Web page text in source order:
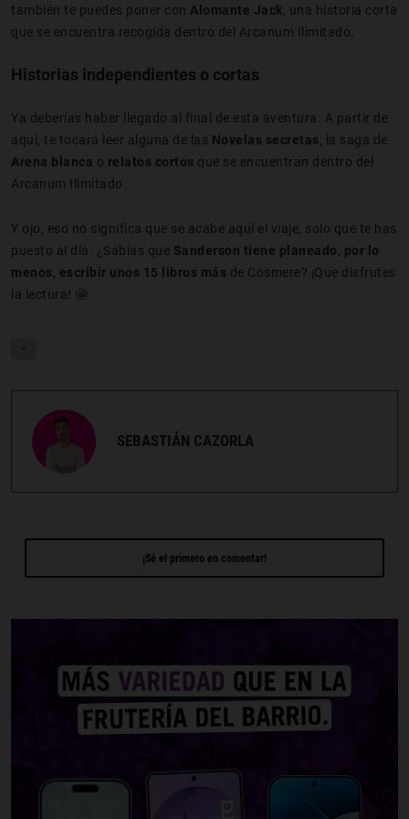
también te puedes poner con Alomante Jack , una historia corta
que se encuentra recogida dentro del Arcanum Ilimitado.
Historias independientes o cortas
Ya deberías haber llegado al final de esta aventura. A partir de
aquí, te tocará leer alguna de las Novelas secretas , la saga de
Arena blanca o relatos cortos que se encuentran dentro del
Arcanum Ilimitado.
Y ojo, eso no significa que se acabe aquí el viaje, solo que te has
puesto al día. ¿Sabías que Sanderson tiene planeado, por lo
menos, escribir unos 15 libros más de Cosmere? ¡Que disfrutes
la lectura! 🤩
-
SEBASTIÁN CAZORLA
¡Sé el primero en comentar!